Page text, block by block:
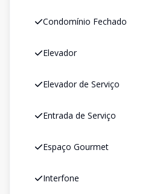
Condomínio Fechado
Elevador
Elevador de Serviço
Entrada de Serviço
Espaço Gourmet
Interfone